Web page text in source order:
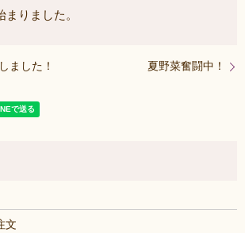
りました。
ました！ 夏野菜奮闘中！
文